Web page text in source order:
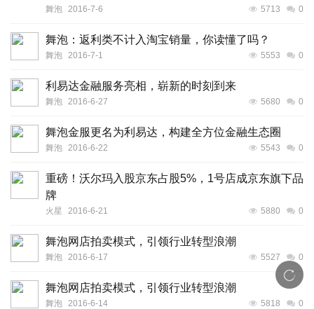
舞泡 2016-7-6 5713 0
舞泡：返利类不计入淘宝销量，你读懂了吗？
舞泡 2016-7-1 5553 0
利易达金融服务亮相，崭新的时刻到来
舞泡 2016-6-27 5680 0
舞泡金服更名为利易达，构建全方位金融生态圈
舞泡 2016-6-22 5543 0
重磅！沃尔玛入股京东占股5%，1号店成京东旗下品
牌
火星 2016-6-21 5880 0
舞泡网店拍卖模式，引领行业转型浪潮
舞泡 2016-6-17 5527 0
舞泡网店拍卖模式，引领行业转型浪潮
舞泡 2016-6-14 5818 0